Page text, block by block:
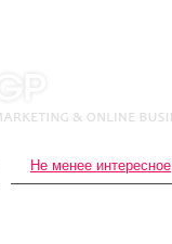
Не менее интересное